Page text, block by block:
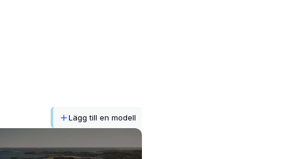
Lägg till en modell